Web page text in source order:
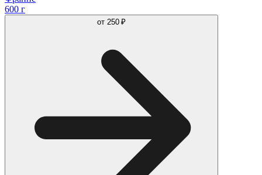
600 г
от 250 ₽